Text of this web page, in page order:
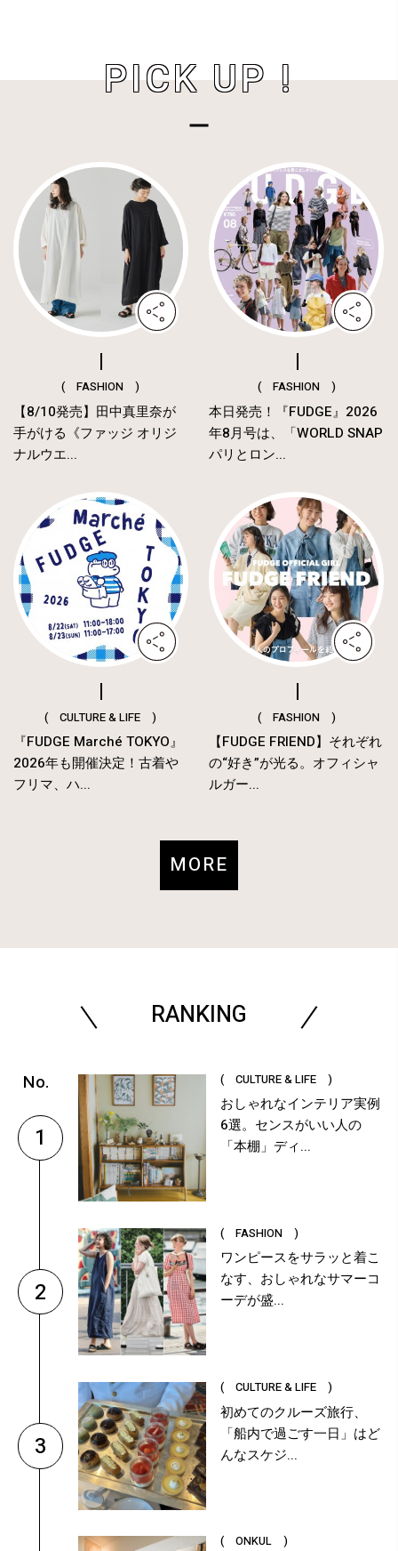
PICK UP !
( FASHION )
【8/10発売】田中真里奈が
手がける《ファッジ オリジ
ナルウエ...
( FASHION )
本日発売！『FUDGE』2026
年8月号は、「WORLD SNAP
パリとロン...
( CULTURE & LIFE )
『FUDGE Marché TOKYO』
2026年も開催決定！古着や
フリマ、ハ...
( FASHION )
【FUDGE FRIEND】それぞれ
の“好き”が光る。オフィシャ
ルガー...
MORE
RANKING
1
( CULTURE & LIFE )
おしゃれなインテリア実例
6選。センスがいい人の
「本棚」ディ...
2
( FASHION )
ワンピースをサラッと着こ
なす、おしゃれなサマーコ
ーデが盛...
3
( CULTURE & LIFE )
初めてのクルーズ旅行、
「船内で過ごす一日」はど
んなスケジ...
( ONKUL )